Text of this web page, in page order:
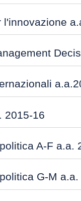
2015-16
A-F a.a.
G-M a.a.